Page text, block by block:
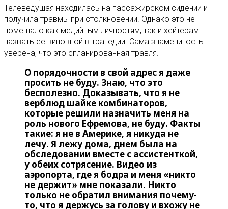
Телеведущая находилась на пассажирском сидении и
получила травмы при столкновении. Однако это не
помешало как медийным личностям, так и хейтерам
назвать ее виновной в трагедии. Сама знаменитость
уверена, что это спланированная травля.
О порядочности в свой адрес я даже
просить не буду. Знаю, что это
бесполезно. Доказывать, что я не
верблюд шайке комбинаторов,
которые решили назначить меня на
роль нового Ефремова, не буду. Факты
такие: я не в Америке, я никуда не
лечу. Я лежу дома, днем была на
обследовании вместе с ассистенткой,
у обеих сотрясение. Видео из
аэропорта, где я бодра и меня «никто
не держит» мне показали. Никто
только не обратил внимания почему-
то, что я держусь за голову и вхожу не